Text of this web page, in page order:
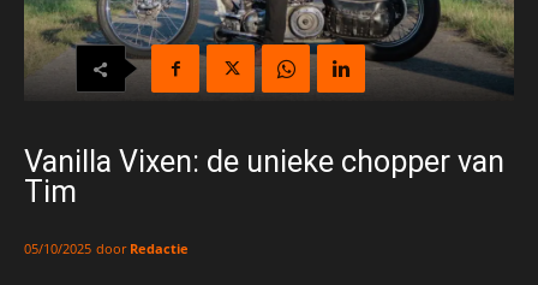
Vanilla Vixen: de unieke chopper van
Tim
05/10/2025 door Redactie